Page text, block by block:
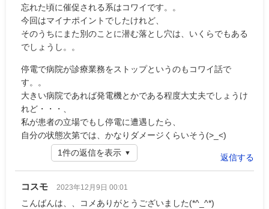
忘れた頃に催促される系はコワイです。。
今回はマイナポイントでしたけれど、
そのうちにまた別のことに潜む落とし穴は、いくらでもある
でしょうし。。
停電で病院が診療業務をストップというのもコワイ話で
す。。
大きい病院であれば発電機とかである程度大丈夫でしょうけ
れど・・・、
私が患者の立場でもし停電に遭遇したら、
自分の状態次第では、かなりダメージくらいそう(>_<)
返信する
1件の返信を表示
コスモ 2023年12月9日 00:01
こんばんは、、コメありがとうございました(*^_^*)